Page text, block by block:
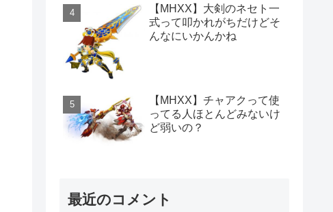
【MHXX】大剣のネセト一
式って叩かれがちだけどそ
んなにいかんかね
【MHXX】チャアクって使
ってる人ほとんどみないけ
ど弱いの？
最近のコメント